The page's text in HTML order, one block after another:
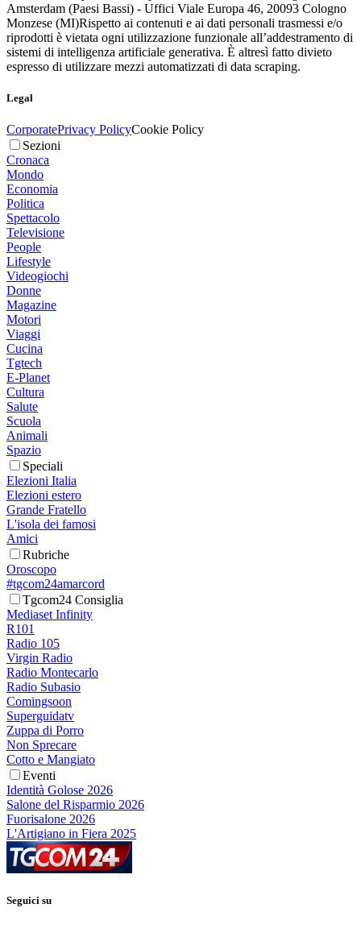
Amsterdam (Paesi Bassi) - Uffici Viale Europa 46, 20093 Cologno
Monzese (MI)Rispetto ai contenuti e ai dati personali trasmessi e/o
riprodotti è vietata ogni utilizzazione funzionale all’addestramento di
sistemi di intelligenza artificiale generativa. È altresì fatto divieto
espresso di utilizzare mezzi automatizzati di data scraping.
Legal
CorporatePrivacy PolicyCookie Policy
Sezioni
Cronaca
Mondo
Economia
Politica
Spettacolo
Televisione
People
Lifestyle
Videogiochi
Donne
Magazine
Motori
Viaggi
Cucina
Tgtech
E-Planet
Cultura
Salute
Scuola
Animali
Spazio
Speciali
Elezioni Italia
Elezioni estero
Grande Fratello
L'isola dei famosi
Amici
Rubriche
Oroscopo
#tgcom24amarcord
Tgcom24 Consiglia
Mediaset Infinity
R101
Radio 105
Virgin Radio
Radio Montecarlo
Radio Subasio
Comingsoon
Superguidatv
Zuppa di Porro
Non Sprecare
Cotto e Mangiato
Eventi
Identità Golose 2026
Salone del Risparmio 2026
Fuorisalone 2026
L'Artigiano in Fiera 2025
Seguici su